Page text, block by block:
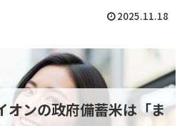
2025.11.18
オンの政府備蓄米は「ま